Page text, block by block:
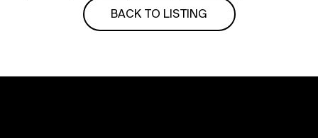
BACK TO LISTING